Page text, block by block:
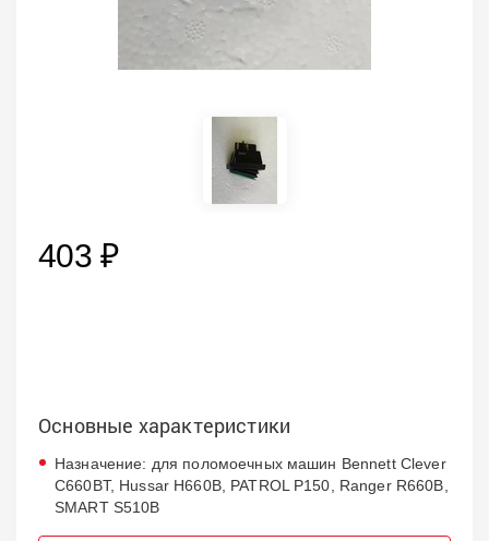
403 ₽
Основные характеристики
Назначение: для поломоечных машин Bennett Clever
C660BT, Hussar H660B, PATROL P150, Ranger R660B,
SMART S510B